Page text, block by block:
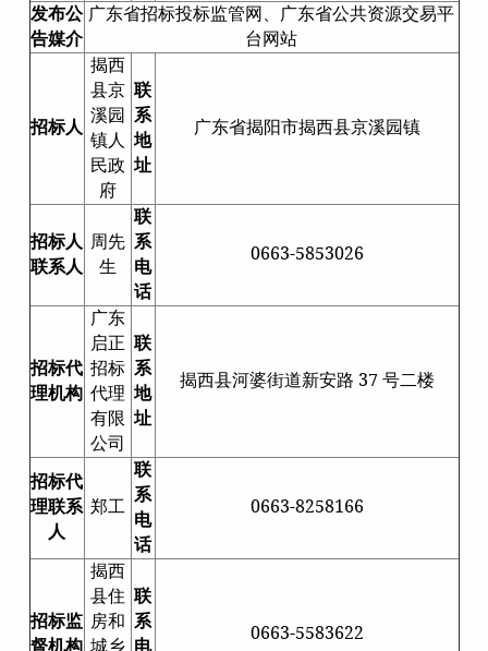
发布公
告媒介
广东省招标投标监管网、广东省公共资源交易平
台网站
招标人
揭西
县京
溪园
镇人
民政
府
联
系
地
址
广东省揭阳市揭西县京溪园镇
招标人
联系人
周先
生
联
系
电
话
0663-5853026
招标代
理机构
广东
启正
招标
代理
有限
公司
联
系
地
址
揭西县河婆街道新安路 37 号二楼
招标代
理联系
人
郑工
联
系
电
话
0663-8258166
招标监
督机构
揭西
县住
房和
城乡
联
系
电
0663-5583622